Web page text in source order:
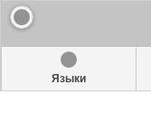
Языки